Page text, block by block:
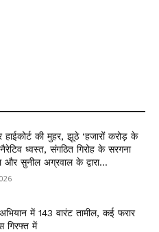
हाईकोर्ट की मुहर, झूठे ‘हजारों करोड़ के
ध्वस्त, संगठित गिरोह के सरगना
सुनील अग्रवाल के द्वारा...
में 143 वारंट तामील, कई फरार
गिरफ्त में